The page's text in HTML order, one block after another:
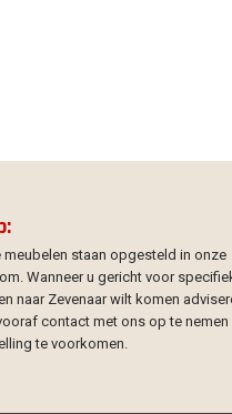
meubelen staan opgesteld in onze
Wanneer u gericht voor
naar Zevenaar wilt komen
contact met ons op te nemen
te voorkomen.